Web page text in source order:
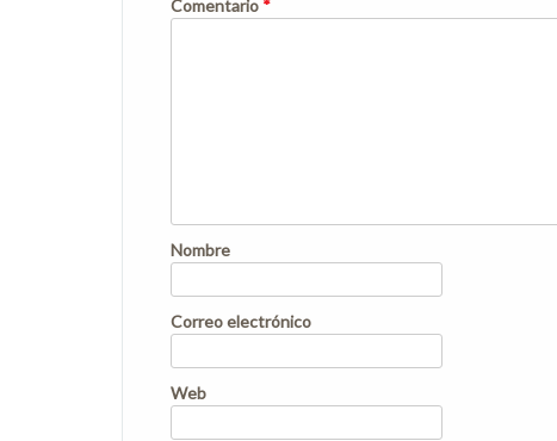
Comentario *
Nombre
Correo electrónico
Web